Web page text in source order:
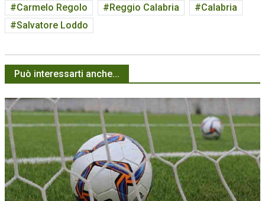
Carmelo Regolo
Reggio Calabria
Calabria
Salvatore Loddo
Può interessarti anche...